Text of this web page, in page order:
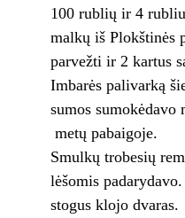
100 rublių ir 4
malkų iš Plokštinės
parvežti ir 2 kartus
Imbarės palivarką
sumos
metų pabaigoje.
Smulkų trobesių
lėšomis
stogus klojo dvaras.